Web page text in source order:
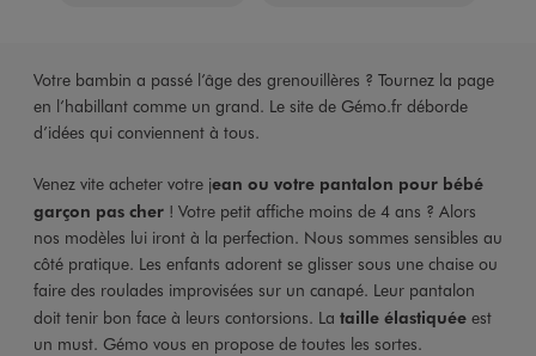
Votre bambin a passé l’âge des grenouillères ? Tournez la page
en l’habillant comme un grand. Le site de Gémo.fr déborde
d’idées qui conviennent à tous.
Venez vite acheter votre jean ou votre pantalon pour bébé
garçon pas cher! Votre petit affiche moins de 4 ans ? Alors
nos modèles lui iront à la perfection. Nous sommes sensibles au
côté pratique. Les enfants adorent se glisser sous une chaise ou
faire des roulades improvisées sur un canapé. Leur pantalon
doit tenir bon face à leurs contorsions. La taille élastiquéeest
un must. Gémo vous en propose de toutes les sortes.